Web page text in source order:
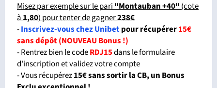
Misez par exemple sur le pari"Montauban +40"(cote
à1,80)pour tenter de gagner238€
-Inscrivez-vous chez Unibetpour récupérer15€
sans dépôt (NOUVEAU Bonus !)
- Rentrez bien le codeRDJ15dans le formulaire
d'inscription et validez votre compte
- Vous récupérez15€ sans sortir la CB, un Bonus